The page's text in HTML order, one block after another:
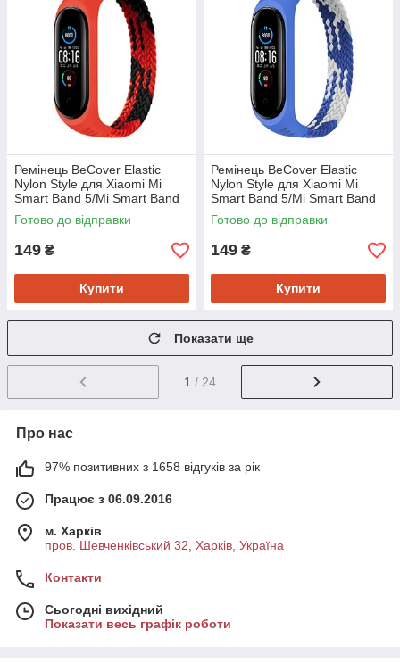
Ремінець BeCover Elastic
Nylon Style для Xiaomi Mi
Smart Band 5/Mi Smart Band
6 Size S Black/Red (706135)
Готово до відправки
149 ₴
Купити
Ремінець BeCover Elastic
Nylon Style для Xiaomi Mi
Smart Band 5/Mi Smart Band
6 Size S Blue/White (706140)
Готово до відправки
149 ₴
Купити
Показати ще
1 / 24
Про нас
97% позитивних з 1658 відгуків за рік
Працює з 06.09.2016
м. Харків
пров. Шевченківський 32, Харків, Україна
Контакти
Сьогодні вихідний
Показати весь графік роботи